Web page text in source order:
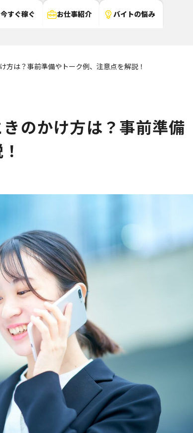
今すぐ稼ぐ お仕事紹介 バイトの悩み
方は？事前準備やトーク例、注意点を解説！
のかけ方は？事前準備